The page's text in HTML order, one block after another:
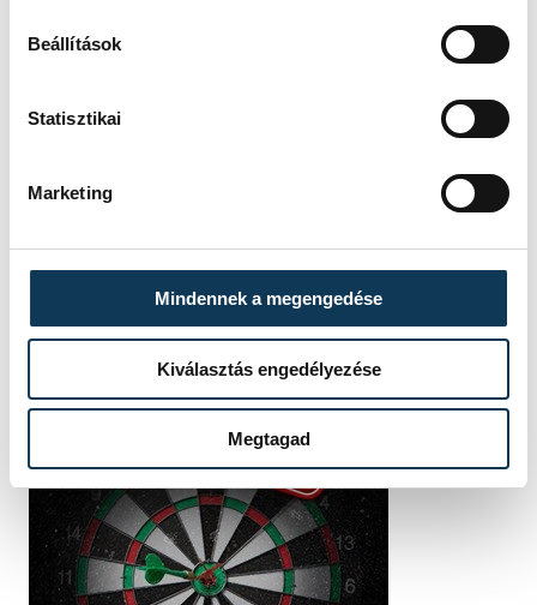
Beállítások
Statisztikai
Marketing
Mindennek a megengedése
Kiválasztás engedélyezése
Megtagad
Szalai